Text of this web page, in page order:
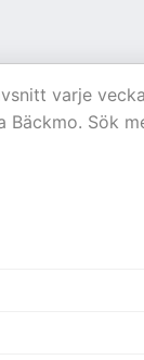
varje
Bäckmo. Sök